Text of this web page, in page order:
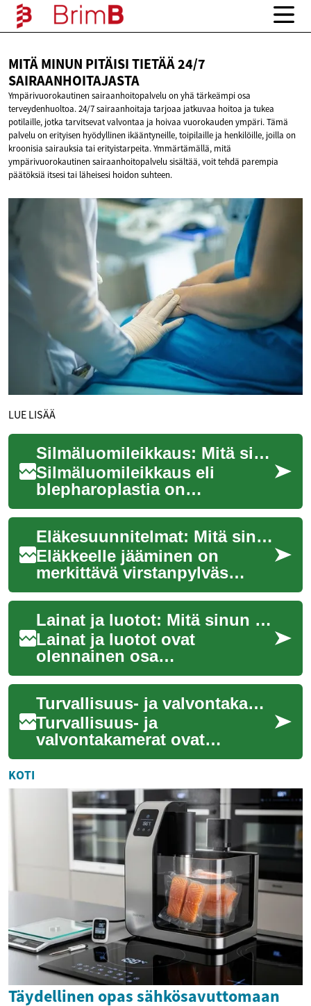
MITÄ MINUN PITÄISI TIETÄÄ24/7
SAIRAANHOITAJASTA
Ympärivuorokautinen sairaanhoitopalvelu on yhä tärkeämpi osa
terveydenhuoltoa. 24/7 sairaanhoitaja tarjoaa jatkuvaa hoitoa ja tukea
potilaille, jotka tarvitsevat valvontaa ja hoivaa vuorokauden ympäri. Tämä
palvelu on erityisen hyödyllinen ikääntyneille, toipilaille ja henkilöille, joilla on
kroonisia sairauksia tai erityistarpeita. Ymmärtämällä, mitä
ympärivuorokautinen sairaanhoitopalvelu sisältää, voit tehdä parempia
päätöksiä itsesi tai läheisesi hoidon suhteen.
LUE LISÄÄ
Silmäluomileikkaus: Mitä sinun tulisi tietää luomileikkauksesta
Silmäluomileikkaus eli
blepharoplastia on
kosmeettinen kirurginen
toimenpide, jolla korjataan
silmäluomien ulkonäköä ... Eläkesuunnitelmat: Mitä sinun tulisi tietää tulevaisuutesi turvaamisesta
Eläkkeelle jääminen on
merkittävä virstanpylväs
elämässä, ja siihen
valmistautuminen on tärkeää
aloittaa hyvissä ajoi...
Lainat ja luotot: Mitä sinun tulee tietää henkilökohtaisesta rahoituksesta
Lainat ja luotot ovat
olennainen osa
henkilökohtaista taloutta ja
voivat auttaa saavuttamaan
taloudellisia tavoitteit...
Turvallisuus- ja valvontakamerat: Tekniikka kotisi ja yrityksesi suojaamiseksi
Turvallisuus- ja
valvontakamerat ovat
nykyään olennainen osa
suojausjärjestelmiä. Ne
tarjo...
KOTI
Täydellinen opas sähkösavuttomaan